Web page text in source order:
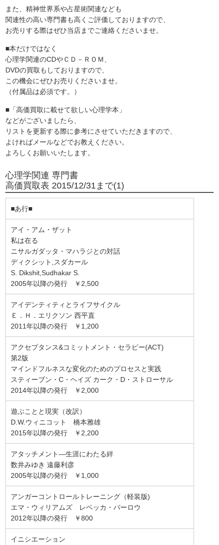
また、精神世界系や占星術関連なども
関連性の高い専門書も高くご評価しておりますので、
お売りする際はぜひ当店までご連絡くださいませ。
■本だけではなく
心理学関連のCDやＣＤ－ＲＯＭ、
DVDの買取もしておりますので、
この機会にぜひお売りくださいませ。
（付属品は必須です。）
■「高価買取に載せて欲しい心理学本」
などがございましたら、
リストを更新する際に参考にさせていただきますので、
よければメールなどでお教えください。
よろしくお願いいたします。
心理学関連 専門書
高価買取表 2015/12/31まで(1)
■あ行■
アイ・アム・ザット
私は在る
ニサルガダッタ・マハラジとの対話
ディクシット,スダカール
S. Dikshit,Sudhakar S.
2005年以降の発行 ￥2,500
アイデンティティとライフサイクル
Ｅ．Ｈ．エリクソン 西平直
2011年以降の発行 ￥1,200
アクセプタンス&コミットメント・セラピー(ACT)
第2版
マインドフルネスな変化のためのプロセスと実践
スティーブン・C・ヘイズ カーク・D・ストローサル
2014年以降の発行 ￥2,000
遊ぶことと現実（改訳）
D.W.ウィニコット 橋本雅雄
2015年以降の発行 ￥2,200
アタッチメント―生涯にわたる絆
数井みゆき 遠藤利彦
2005年以降の発行 ￥1,000
アンガーコントロールトレーニング（軽装版)
エマ・ウィリアムズ レベッカ・バーロウ
2012年以降の発行 ￥800
イニシエーション